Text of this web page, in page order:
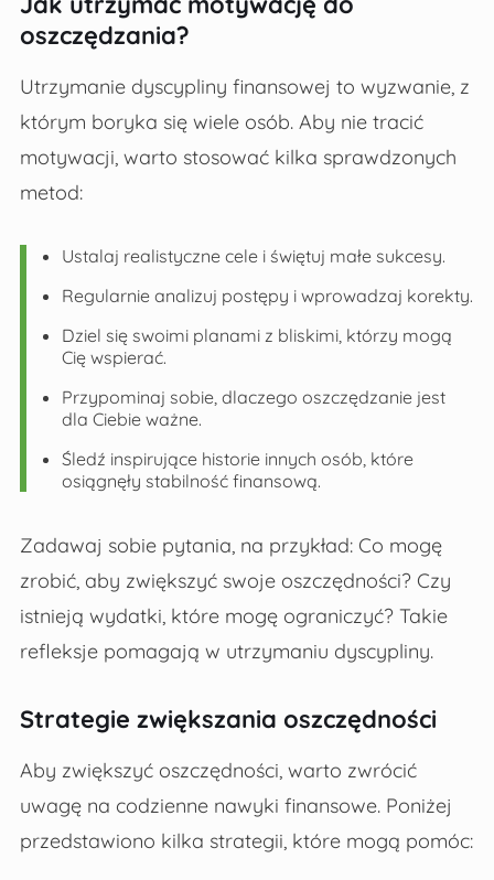
oszczędzania?
Utrzymanie dyscypliny finansowej to wyzwanie, z
którym boryka się wiele osób. Aby nie tracić
motywacji, warto stosować kilka sprawdzonych
metod:
Ustalaj realistyczne cele i świętuj małe sukcesy.
Regularnie analizuj postępy i wprowadzaj korekty.
Dziel się swoimi planami z bliskimi, którzy mogą
Cię wspierać.
Przypominaj sobie, dlaczego oszczędzanie jest
dla Ciebie ważne.
Śledź inspirujące historie innych osób, które
osiągnęły stabilność finansową.
Zadawaj sobie pytania, na przykład: Co mogę
zrobić, aby zwiększyć swoje oszczędności? Czy
istnieją wydatki, które mogę ograniczyć? Takie
refleksje pomagają w utrzymaniu dyscypliny.
Strategie zwiększania oszczędności
Aby zwiększyć oszczędności, warto zwrócić
uwagę na codzienne nawyki finansowe. Poniżej
przedstawiono kilka strategii, które mogą pomóc: